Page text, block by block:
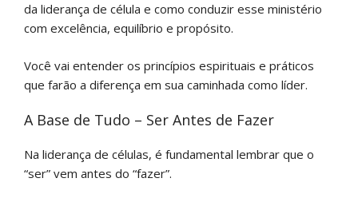
da liderança de célula e como conduzir esse ministério
com excelência, equilíbrio e propósito.
Você vai entender os princípios espirituais e práticos
que farão a diferença em sua caminhada como líder.
A Base de Tudo – Ser Antes de Fazer
Na liderança de células, é fundamental lembrar que o
“ser” vem antes do “fazer”.